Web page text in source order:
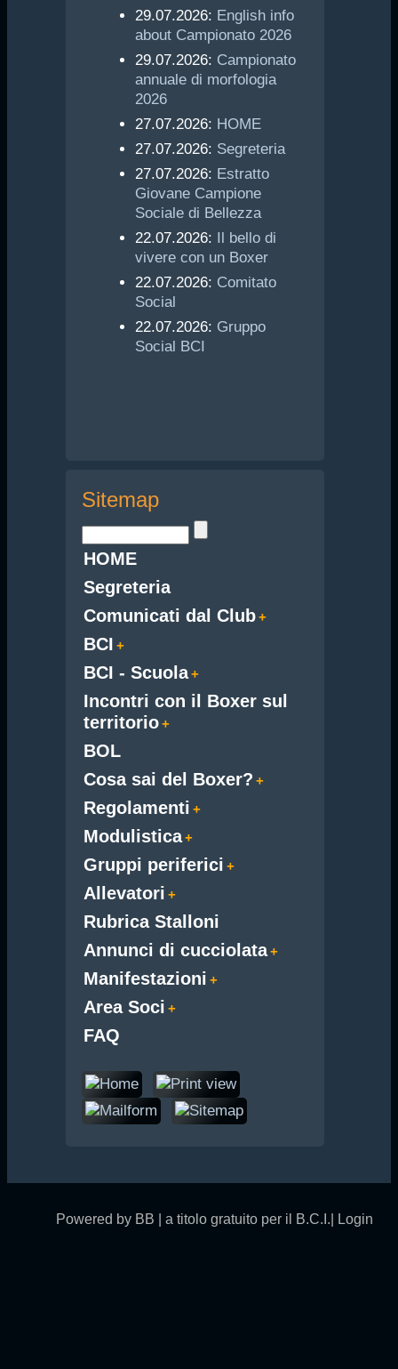
29.07.2026: English info
about Campionato 2026
29.07.2026: Campionato
annuale di morfologia
2026
27.07.2026: HOME
27.07.2026: Segreteria
27.07.2026: Estratto
Giovane Campione
Sociale di Bellezza
22.07.2026: Il bello di
vivere con un Boxer
22.07.2026: Comitato
Social
22.07.2026: Gruppo
Social BCI
Sitemap
HOME
Segreteria
Comunicati dal Club
BCI
BCI - Scuola
Incontri con il Boxer sul
territorio
BOL
Cosa sai del Boxer?
Regolamenti
Modulistica
Gruppi periferici
Allevatori
Rubrica Stalloni
Annunci di cucciolata
Manifestazioni
Area Soci
FAQ
Powered by BB | a titolo gratuito per il B.C.I.| Login